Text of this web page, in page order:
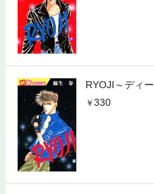
RYOJI～ディ
330